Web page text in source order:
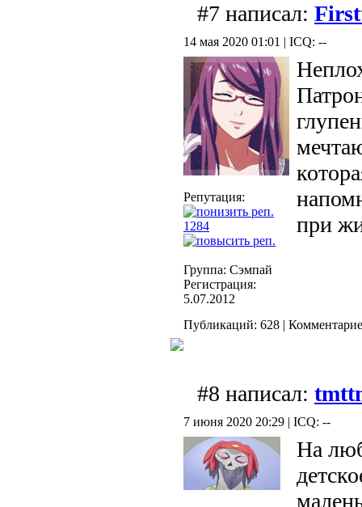
#7 написал:
14 мая 2020 01:01 | ICQ: --
Репутация:
1284
Группа: Сэмпай
Регистрация:
5.07.2012
при
Публикаций: 628 |
#8 написал:
7 июня 2020 20:29 | ICQ: --
На